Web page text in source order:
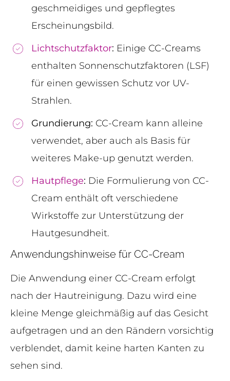
geschmeidiges und gepflegtes
Erscheinungsbild.
Lichtschutzfaktor: Einige CC-Creams
enthalten Sonnenschutzfaktoren (LSF)
für einen gewissen Schutz vor UV-
Strahlen.
Grundierung: CC-Cream kann alleine
verwendet, aber auch als Basis für
weiteres Make-up genutzt werden.
Hautpflege: Die Formulierung von CC-
Cream enthält oft verschiedene
Wirkstoffe zur Unterstützung der
Hautgesundheit.
Anwendungshinweise für CC-Cream
Die Anwendung einer CC-Cream erfolgt
nach der Hautreinigung. Dazu wird eine
kleine Menge gleichmäßig auf das Gesicht
aufgetragen und an den Rändern vorsichtig
verblendet, damit keine harten Kanten zu
sehen sind.